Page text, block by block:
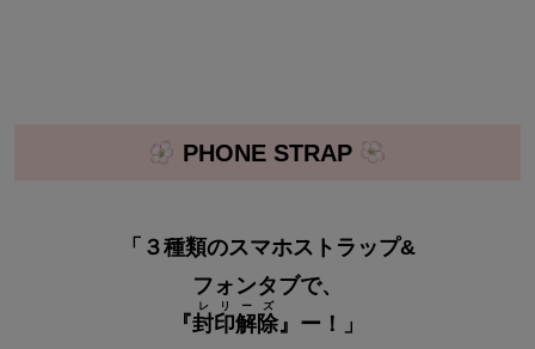
PHONE STRAP
「３種類のスマホストラップ&
フォンタブで、
『封印解除
レリーズ
』ー！」